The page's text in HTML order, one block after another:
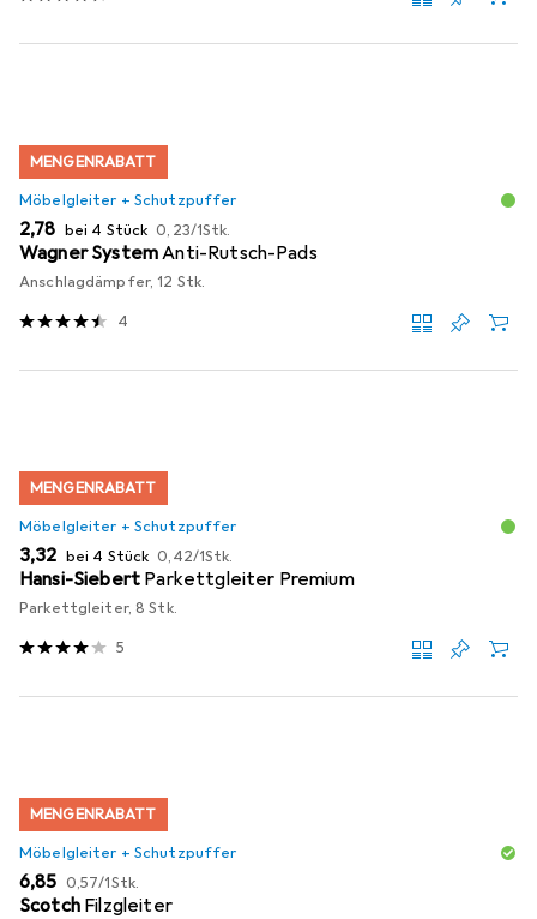
MENGENRABATT
Möbelgleiter + Schutzpuffer
EUR
2,78 bei 4 Stück EUR
0,23/1Stk.
Wagner SystemAnti-Rutsch-Pads
Anschlagdämpfer, 12 Stk.
4
MENGENRABATT
Möbelgleiter + Schutzpuffer
EUR
3,32 bei 4 Stück EUR
0,42/1Stk.
Hansi-Siebert Parkettgleiter Premium
Parkettgleiter, 8 Stk.
5
MENGENRABATT
Möbelgleiter + Schutzpuffer
EUR
6,85 EUR
0,57/1Stk.
Scotch Filzgleiter